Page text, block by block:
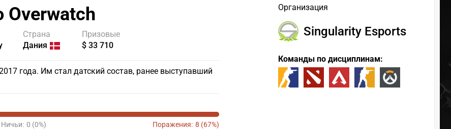
Overwatch
Страна
Дания
Призовые
$ 33 710
года. Им стал датский состав, ранее выступавший
Ничьи: 0 (0%) Поражения: 8 (67%)
Организация
Singularity Esports
Команды по дисциплинам: